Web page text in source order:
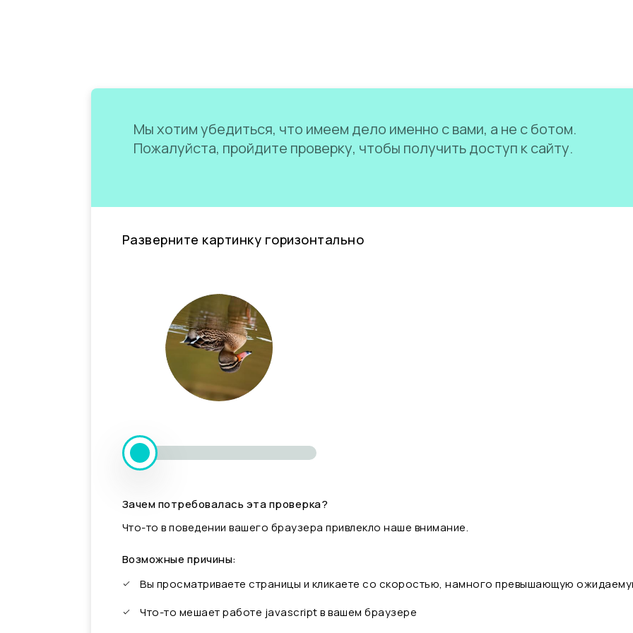
Мы хотим убедиться, что имеем дело именно с вами, а не с ботом.
Пожалуйста, пройдите проверку, чтобы получить доступ к сайту.
Разверните картинку горизонтально
Зачем потребовалась эта проверка?
Что-то в поведении вашего браузера привлекло наше внимание.
Возможные причины:
Вы просматриваете страницы и кликаете со скоростью, намного превышающую
Что-то мешает работе javascript в вашем браузере